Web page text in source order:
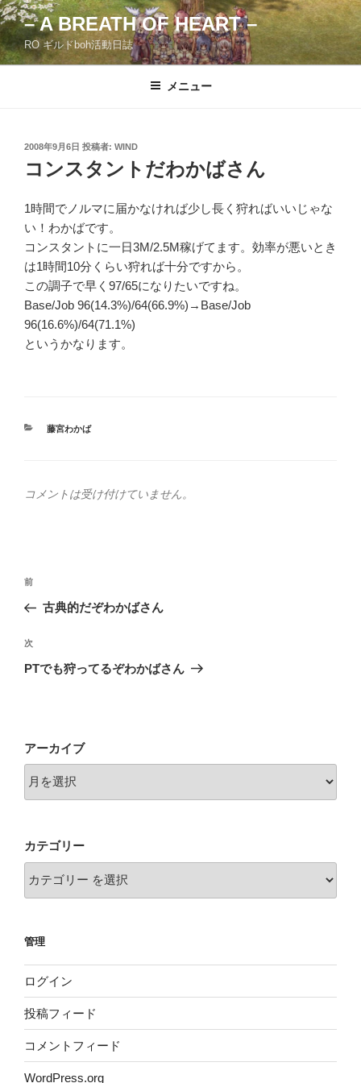
コ
ン
テ
ン
– A BREATH OF HEART –
RO ギルドboh活動日誌
メニュー
投
日:
2008年9月6日 投稿者: WIND
コンスタントだわかばさん
1時間でノルマに届かなければ少し長く狩ればいいじゃな
い！わかばです。
コンスタントに一日3M/2.5M稼げてます。効率が悪いとき
は1時間10分くらい狩れば十分ですから。
この調子で早く97/65になりたいですね。
Base/Job 96(14.3%)/64(66.9%)→Base/Job
96(16.6%)/64(71.1%)
というかなります。
カ
藤宮わかば
コメントは受け付けていません。
投
ナ
ビ
ゲ
ン
前
の
稿
前
古典的だぞわかばさん
次
の
次
PTでも狩ってるぞわかばさん
アーカイブ
カテゴリー
管理
ログイン
投稿フィード
コメントフィード
WordPress.org